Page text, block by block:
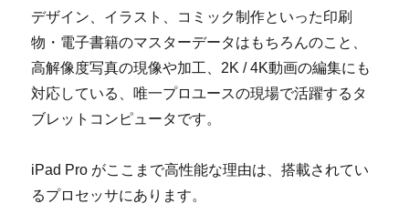
デザイン、イラスト、コミック制作といった印刷
物・電子書籍のマスターデータはもちろんのこと、
高解像度写真の現像や加工、2K / 4K動画の編集にも
対応している、唯一プロユースの現場で活躍するタ
ブレットコンピュータです。
iPad Pro がここまで高性能な理由は、搭載されてい
るプロセッサにあります。